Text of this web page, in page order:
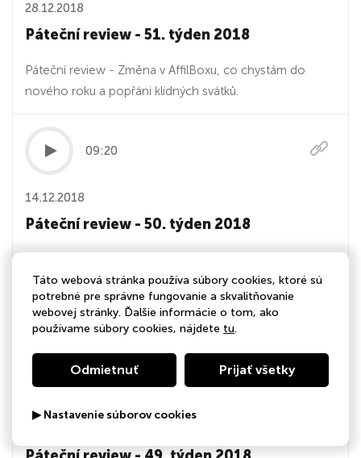
28.12.2018
Páteční review - 51. týden 2018
Páteční review - Změna v AffilBoxu, co chystám do
nového roku a popřáni klidných svátků.
09:20
14.12.2018
Páteční review - 50. týden 2018
Proč jsem udělal chybu v challenge, kterou jsem vyhlásil
minulý týden? Jaké 2 byznysové lekce jsem dal na živém
vysílání?
Táto webová stránka používa súbory cookies, ktoré sú
potrebné pre správne fungovanie a skvalitňovanie
webovej stránky. Ďalšie informácie o tom, ako
používame súbory cookies, nájdete tu.
Odmietnuť Prijať všetky
▶ Nastavenie súborov cookies